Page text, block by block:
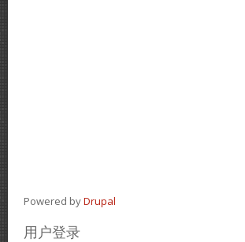
Powered byDrupal
用户登录